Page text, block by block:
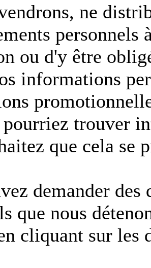
ne
ou d'y être
informations
trouver
que cela se
demander
que nous
cliquant sur les